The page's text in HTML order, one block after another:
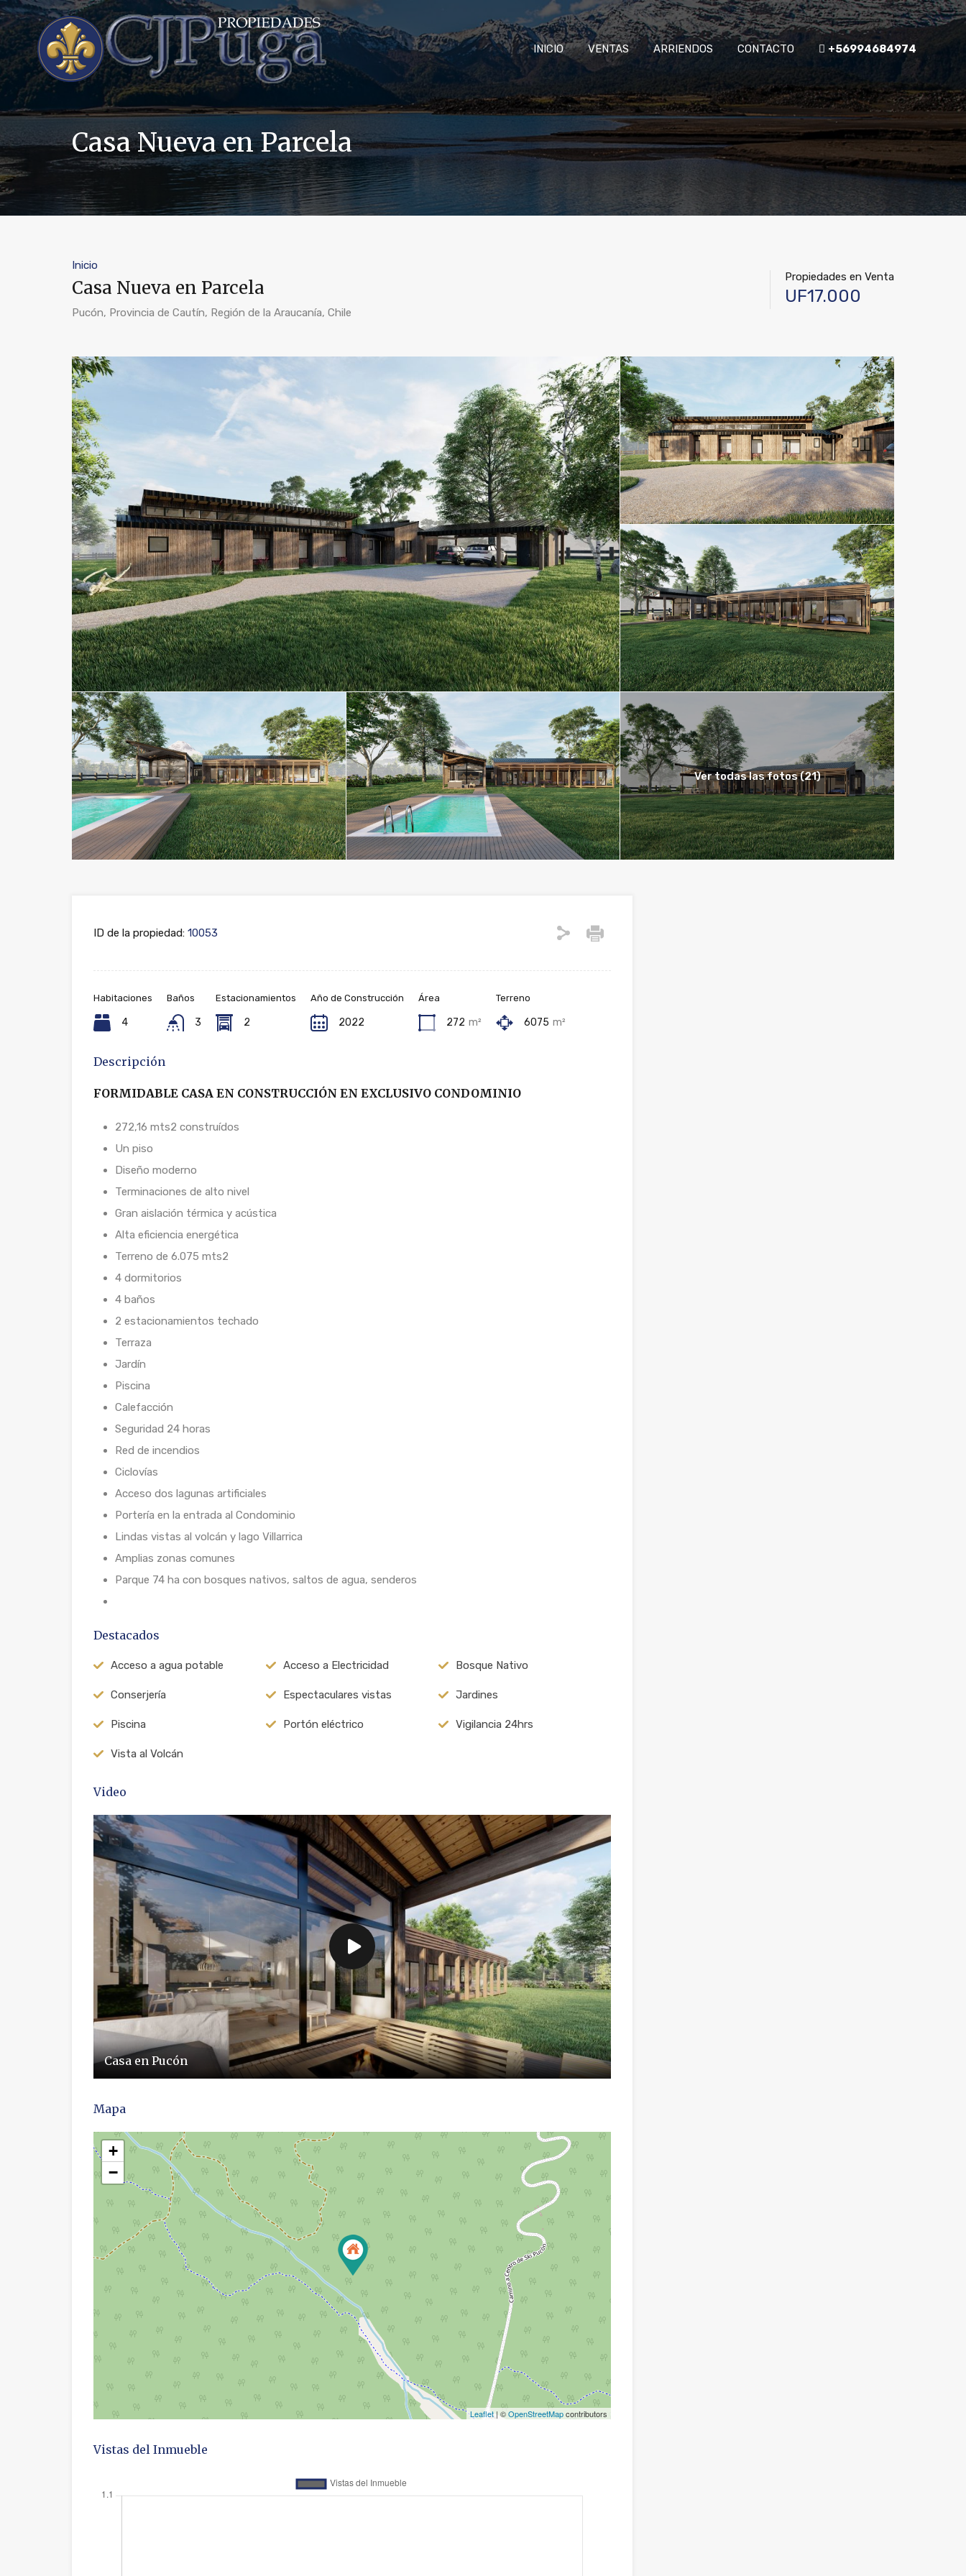
INICIO VENTAS ARRIENDOS CONTACTO +56994684974
Casa Nueva en Parcela
Inicio
Casa Nueva en Parcela
Pucón, Provincia de Cautín, Región de la Araucanía, Chile
Propiedades en Venta
UF17.000
Ver todas las fotos (21)
ID de la propiedad: 10053
Habitaciones
4
Baños
3
Estacionamientos
2
Año de Construcción
2022
Área
272 m²
Terreno
6075 m²
Descripción
FORMIDABLE CASA EN CONSTRUCCIÓN EN EXCLUSIVO CONDOMINIO
272,16 mts2 construídos
Un piso
Diseño moderno
Terminaciones de alto nivel
Gran aislación térmica y acústica
Alta eficiencia energética
Terreno de 6.075 mts2
4 dormitorios
4 baños
2 estacionamientos techado
Terraza
Jardín
Piscina
Calefacción
Seguridad 24 horas
Red de incendios
Ciclovías
Acceso dos lagunas artificiales
Portería en la entrada al Condominio
Lindas vistas al volcán y lago Villarrica
Amplias zonas comunes
Parque 74 ha con bosques nativos, saltos de agua, senderos
Destacados
Acceso a agua potable Acceso a Electricidad Bosque Nativo
Conserjería Espectaculares vistas Jardines
Piscina Portón eléctrico Vigilancia 24hrs
Vista al Volcán
Video
Casa en Pucón
Mapa
+
−
Leaflet| ©OpenStreetMapcontributors
Vistas del Inmueble